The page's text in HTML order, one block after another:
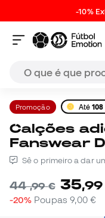
-10%
Promoção Até 108
Calções adidas Italia
Fanswear
Sê o primeiro a dar
44,99 € 35,99
-20% Poupas 9,00 €